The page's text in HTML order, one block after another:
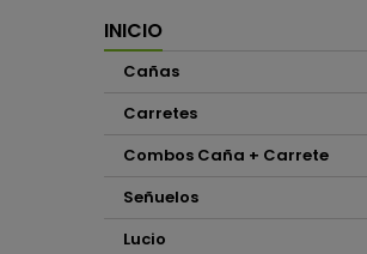
INICIO
Cañas
Carretes
Combos Caña + Carrete
Señuelos
Lucio